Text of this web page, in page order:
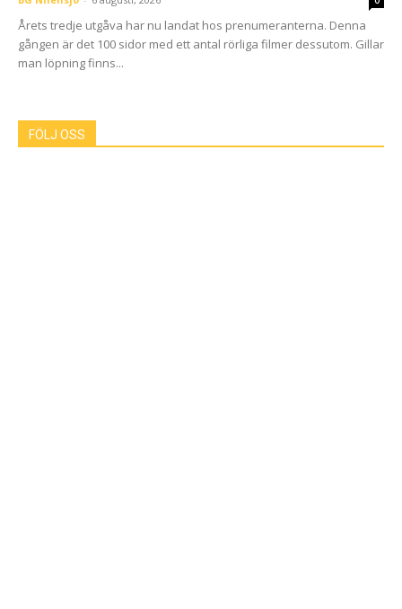
Årets tredje utgåva har nu landat hos prenumeranterna. Denna
gången är det 100 sidor med ett antal rörliga filmer dessutom. Gillar
man löpning finns...
FÖLJ OSS